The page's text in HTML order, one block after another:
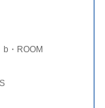
b・ROOM